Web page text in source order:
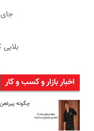
اخبار بازار و کسب و کار
چگونه